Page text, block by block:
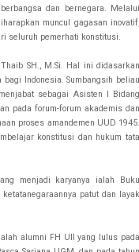
dan bernegara. Melalui
muncul gagasan inovatif,
seluruh pemerhati konstitusi.
SH., M.Si. Hal ini didasarkan
Indonesia. Sumbangsih beliau
sebagai Asisten I Bidang
pada forum-forum akademis dan
proses amandemen UUD 1945.
konstitusi dan hukum tata
menjadi karyanya ialah Buku
patut dan layak
alumni FH UII yang lulus pada